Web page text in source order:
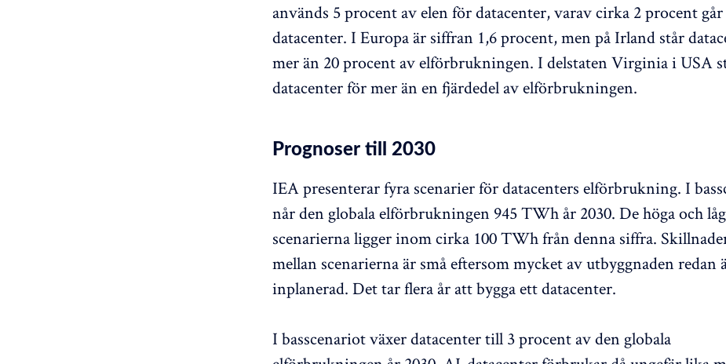
används 5 procent av elen för datacenter, varav cirka 2 procent
datacenter. I Europa är siffran 1,6 procent, men på Irland står
mer än 20 procent av elförbrukningen. I delstaten Virginia i USA
datacenter för mer än en fjärdedel av elförbrukningen.
Prognoser till 2030
IEA presenterar fyra scenarier för datacenters elförbrukning. I
når den globala elförbrukningen 945 TWh år 2030. De höga och
scenarierna ligger inom cirka 100 TWh från denna siffra.
mellan scenarierna är små eftersom mycket av utbyggnaden redan
inplanerad. Det tar flera år att bygga ett datacenter.
I basscenariot växer datacenter till 3 procent av den globala